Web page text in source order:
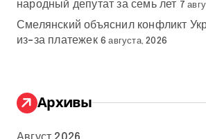
народный депутат за семь лет 7
Смелянский объяснил конфликт
из-за платежек 6 августа, 2026
Архивы